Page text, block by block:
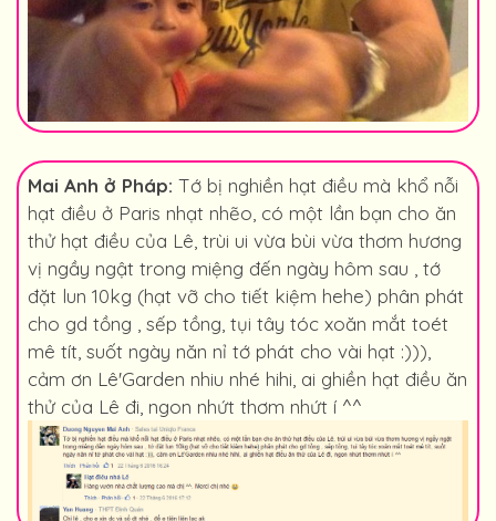
Mai Anh ở Pháp: Tớ bị nghiền hạt điều mà khổ nỗi
hạt điều ở Paris nhạt nhẽo, có một lần bạn cho ăn
thử hạt điều của Lê, trùi ui vừa bùi vừa thơm hương
vị ngầy ngật trong miệng đến ngày hôm sau , tớ
đặt lun 10kg (hạt vỡ cho tiết kiệm hehe) phân phát
cho gd tồng , sếp tồng, tụi tây tóc xoăn mắt toét
mê tít, suốt ngày năn nỉ tớ phát cho vài hạt :))),
cảm ơn Lê'Garden nhiu nhé hihi, ai ghiền hạt điều ăn
thử của Lê đi, ngon nhứt thơm nhứt í ^^